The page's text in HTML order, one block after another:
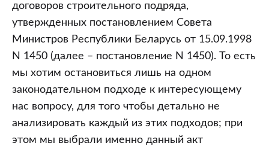
договоров строительного подряда,
утвержденных постановлением Совета
Министров Республики Беларусь от 15.09.1998
N 1450 (далее – постановление N 1450). То есть
мы хотим остановиться лишь на одном
законодательном подходе к интересующему
нас вопросу, для того чтобы детально не
анализировать каждый из этих подходов; при
этом мы выбрали именно данный акт